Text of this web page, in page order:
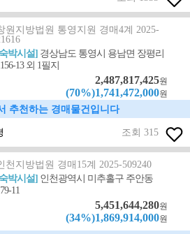
원지방법원 통영지원 경매4계 2025-
박시설] 경상남도 통영시 용남면 장평리
13 외 1필지
2,487,817,425원
(70%)1,741,472,000원
추천하는 경매물건입니다
조회 315
천지방법원 경매15계 2025-509240
박시설] 인천광역시 미추홀구 주안동
11
5,451,644,280원
(34%)1,869,914,000원